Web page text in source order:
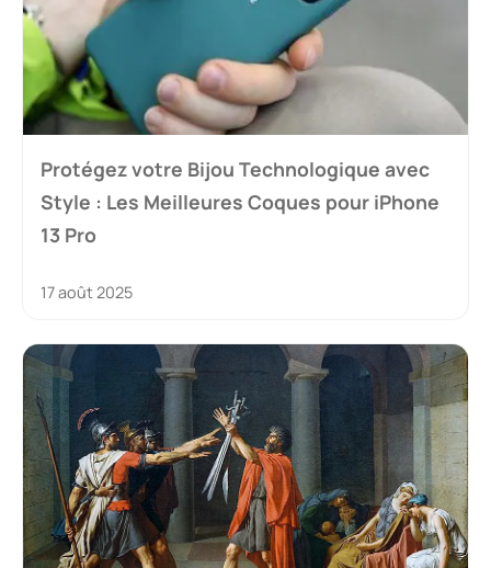
Protégez votre Bijou Technologique avec
Style : Les Meilleures Coques pour iPhone
13 Pro
17 août 2025